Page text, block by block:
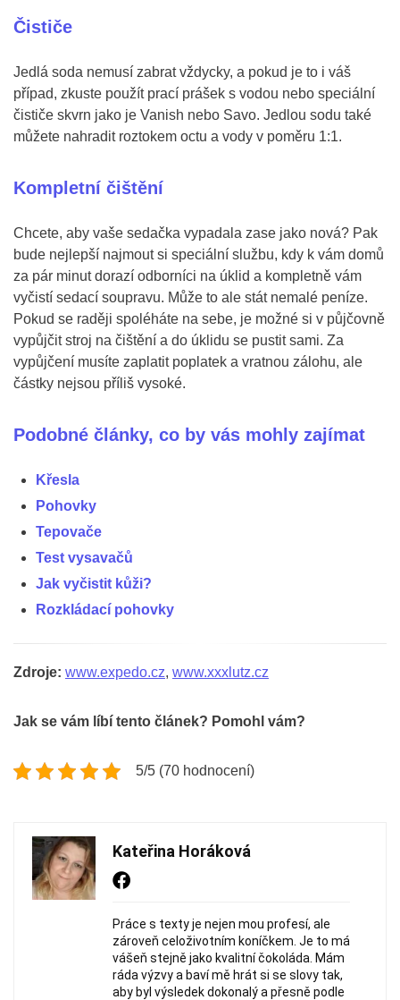
Čističe
Jedlá soda nemusí zabrat vždycky, a pokud je to i váš
případ, zkuste použít prací prášek s vodou nebo speciální
čističe skvrn jako je Vanish nebo Savo. Jedlou sodu také
můžete nahradit roztokem octu a vody v poměru 1:1.
Kompletní čištění
Chcete, aby vaše sedačka vypadala zase jako nová? Pak
bude nejlepší najmout si speciální službu, kdy k vám domů
za pár minut dorazí odborníci na úklid a kompletně vám
vyčistí sedací soupravu. Může to ale stát nemalé peníze.
Pokud se raději spoléháte na sebe, je možné si v půjčovně
vypůjčit stroj na čištění a do úklidu se pustit sami. Za
vypůjčení musíte zaplatit poplatek a vratnou zálohu, ale
částky nejsou příliš vysoké.
Podobné články, co by vás mohly zajímat
Křesla
Pohovky
Tepovače
Test vysavačů
Jak vyčistit kůži?
Rozkládací pohovky
Zdroje: www.expedo.cz, www.xxxlutz.cz
Jak se vám líbí tento článek? Pomohl vám?
5/5 (70 hodnocení)
Kateřina Horáková
Práce s texty je nejen mou profesí, ale
zároveň celoživotním koníčkem. Je to má
vášeň stejně jako kvalitní čokoláda. Mám
ráda výzvy a baví mě hrát si se slovy tak,
aby byl výsledek dokonalý a přesně podle